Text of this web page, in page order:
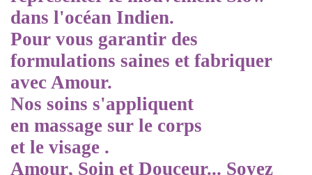
dans l'océan Indien.
Pour vous garantir des
formulations saines et fabriquer
avec Amour.
Nos soins s'appliquent
en massage sur le corps
et le visage .
Amour, Soin et Douceur... Soyez